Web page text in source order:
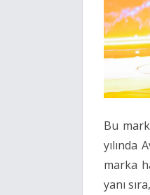
Bu
yılında
marka
yanı